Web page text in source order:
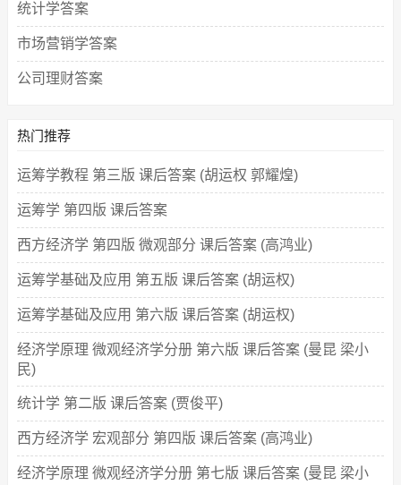
统计学答案
市场营销学答案
公司理财答案
热门推荐
运筹学教程 第三版 课后答案 (胡运权 郭耀煌)
运筹学 第四版 课后答案
西方经济学 第四版 微观部分 课后答案 (高鸿业)
运筹学基础及应用 第五版 课后答案 (胡运权)
运筹学基础及应用 第六版 课后答案 (胡运权)
经济学原理 微观经济学分册 第六版 课后答案 (曼昆 梁小
民)
统计学 第二版 课后答案 (贾俊平)
西方经济学 宏观部分 第四版 课后答案 (高鸿业)
经济学原理 微观经济学分册 第七版 课后答案 (曼昆 梁小